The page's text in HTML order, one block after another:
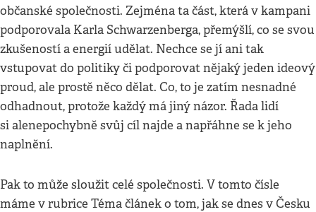
občanské společnosti. Zejména ta část, která v kampani
podporovala Karla Schwarzenberga, přemýšlí, co se svou
zkušeností a energií udělat. Nechce se jí ani tak
vstupovat do politiky či podporovat nějaký jeden ideový
proud, ale prostě něco dělat. Co, to je zatím nesnadné
odhadnout, protože každý má jiný názor. Řada lidí
si alenepochybně svůj cíl najde a napřáhne se k jeho
naplnění.
Pak to může sloužit celé společnosti. V tomto čísle
máme v rubrice Téma článek o tom, jak se dnes v Česku